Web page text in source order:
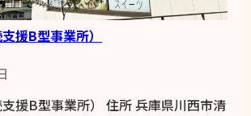
援B型事業所）
援B型事業所） 住所 兵庫県川西市清